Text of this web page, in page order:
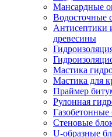
Мансардные
Водосточные
Антисептики
древесины
Мастика
Мастика для
Праймер
Рулонная
Газобетонные
Стеновые
U-образные